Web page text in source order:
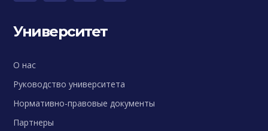
Университет
О нас
Руководство университета
Нормативно-правовые документы
Партнеры